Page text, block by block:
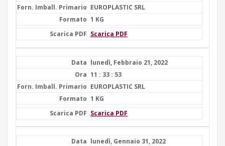
EUROPLASTIC SRL
1 KG
Scarica PDF
lunedì, Febbraio 21, 2022
11 : 33 : 53
EUROPLASTIC SRL
1 KG
Scarica PDF
lunedì, Gennaio 31, 2022